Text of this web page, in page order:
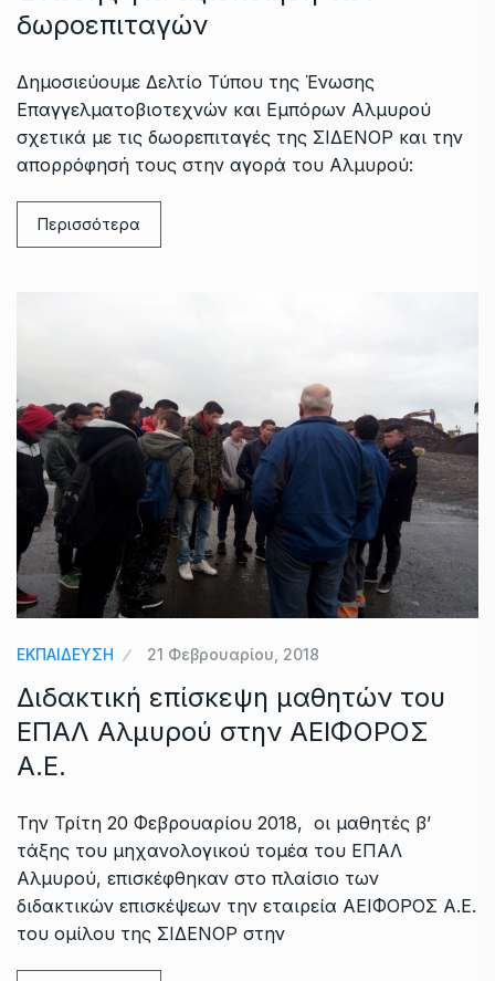
δωροεπιταγών
Δημοσιεύουμε Δελτίο Τύπου της Ένωσης
Επαγγελματοβιοτεχνών και Εμπόρων Αλμυρού
σχετικά με τις δωορεπιταγές της ΣΙΔΕΝΟΡ και την
απορρόφησή τους στην αγορά του Αλμυρού:
Περισσότερα
ΕΚΠΑΙΔΕΥΣΗ 21 Φεβρουαρίου, 2018
Διδακτική επίσκεψη μαθητών του
ΕΠΑΛ Αλμυρού στην ΑΕΙΦΟΡΟΣ
Α.Ε.
Την Τρίτη 20 Φεβρουαρίου 2018, οι μαθητές β’
τάξης του μηχανολογικού τομέα του ΕΠΑΛ
Αλμυρού, επισκέφθηκαν στο πλαίσιο των
διδακτικών επισκέψεων την εταιρεία ΑΕΙΦΟΡΟΣ Α.Ε.
του ομίλου της ΣΙΔΕΝΟΡ στην